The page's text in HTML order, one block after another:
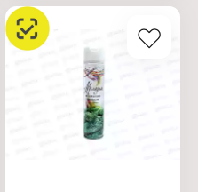
Производитель: Сибиар
Бренд: Мелодия
ароматов
Тип товара: Освежитель
Название: "Крем-брюле"
Форма выпуска:
Объем: 300 мл